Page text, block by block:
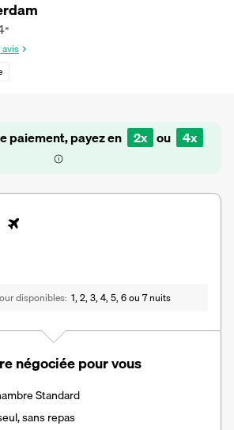
*
avis
paiement, payez en 2x ou 4x
disponibles 1, 2, 3, 4, 5, 6 ou 7 nuits
négociée pour vous
Standard
sans repas